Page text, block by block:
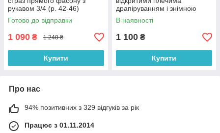
рукавом 3/4 (р. 42-46)
66032050Qr
Готово до відправки
1 090 ₴ 1 240 ₴
Купити
драпіруванням і знімною
фатиновою спідницею (р. 42-
46) 33036307
В наявності
1 100 ₴
Купити
Про нас
94% позитивних з 329 відгуків за рік
Працює з 01.11.2014